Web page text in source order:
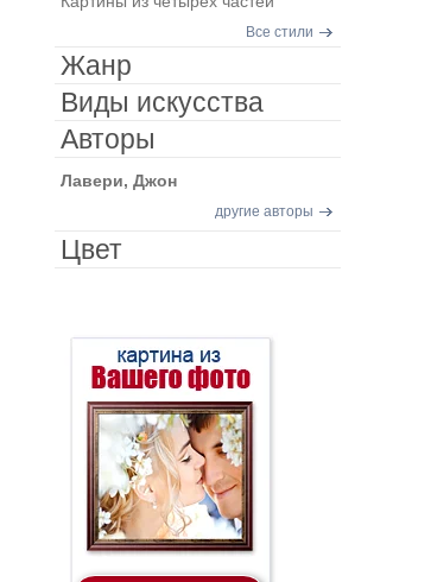
Все стили
Жанр
Виды искусства
Авторы
Лавери, Джон
другие авторы
Цвет